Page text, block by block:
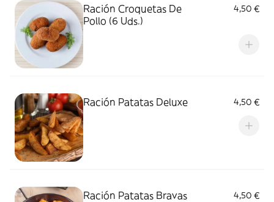
Ración Croquetas De
Pollo (6 Uds.)
4,50 €
Ración Patatas Deluxe 4,50 €
Ración Patatas Bravas 4,50 €